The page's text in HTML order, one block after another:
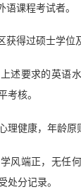
语课程考试者。
获得过硕士学位
述要求的英语
考核。
理健康，年龄原
学风端正，无任
处分记录。